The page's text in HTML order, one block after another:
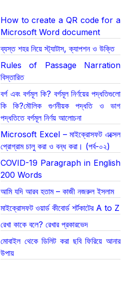
How to create a QR code for a
Microsoft Word document
ব্যস্ত শহর নিয়ে স্ট্যাটাস, ক্যাপশন ও উক্তি
Rules of Passage Narration
বিস্তারিত
বর্গ এবং বর্গমূল কি? বর্গমূল নির্ণয়ের পদ্ধতিগুলো
কি কি?মৌলিক গুণনীয়ক পদ্ধতি ও ভাগ
পদ্ধতিতে বর্গমূল নির্ণয় আলোচনা
Microsoft Excel – মাইক্রোসফট এক্সেল
প্রোগ্রাম চালু করা ও বন্ধ করা। (পর্ব-০২)
COVID-19 Paragraph in English
200 Words
আমি যদি আরব হতাম – কাজী নজরুল ইসলাম
মাইক্রোসফট ওয়ার্ড কীবোর্ড শর্টকাটের A to Z
রেখা কাকে বলে? রেখার প্রকারভেদ
মোবাইল থেকে ডিলিট করা ছবি ফিরিয়ে আনার
উপায়